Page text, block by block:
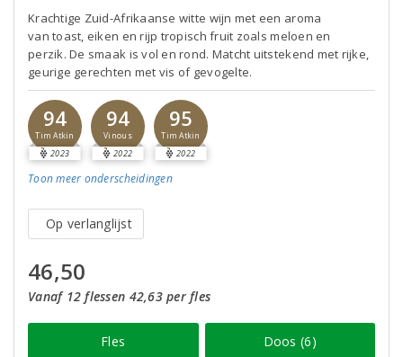
Krachtige Zuid-Afrikaanse witte wijn met een aroma
van toast, eiken en rijp tropisch fruit zoals meloen en
perzik. De smaak is vol en rond. Matcht uitstekend met rijke,
geurige gerechten met vis of gevogelte.
94
Tim Atkin
2023
94
Vinous
2022
95
Tim Atkin
2022
Toon meer onderscheidingen
Op verlanglijst
46,50
Vanaf 12 flessen 42,63 per fles
Fles Doos (6)